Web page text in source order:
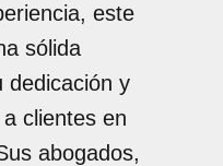
este
sólida
dedicación y
clientes en
abogados,